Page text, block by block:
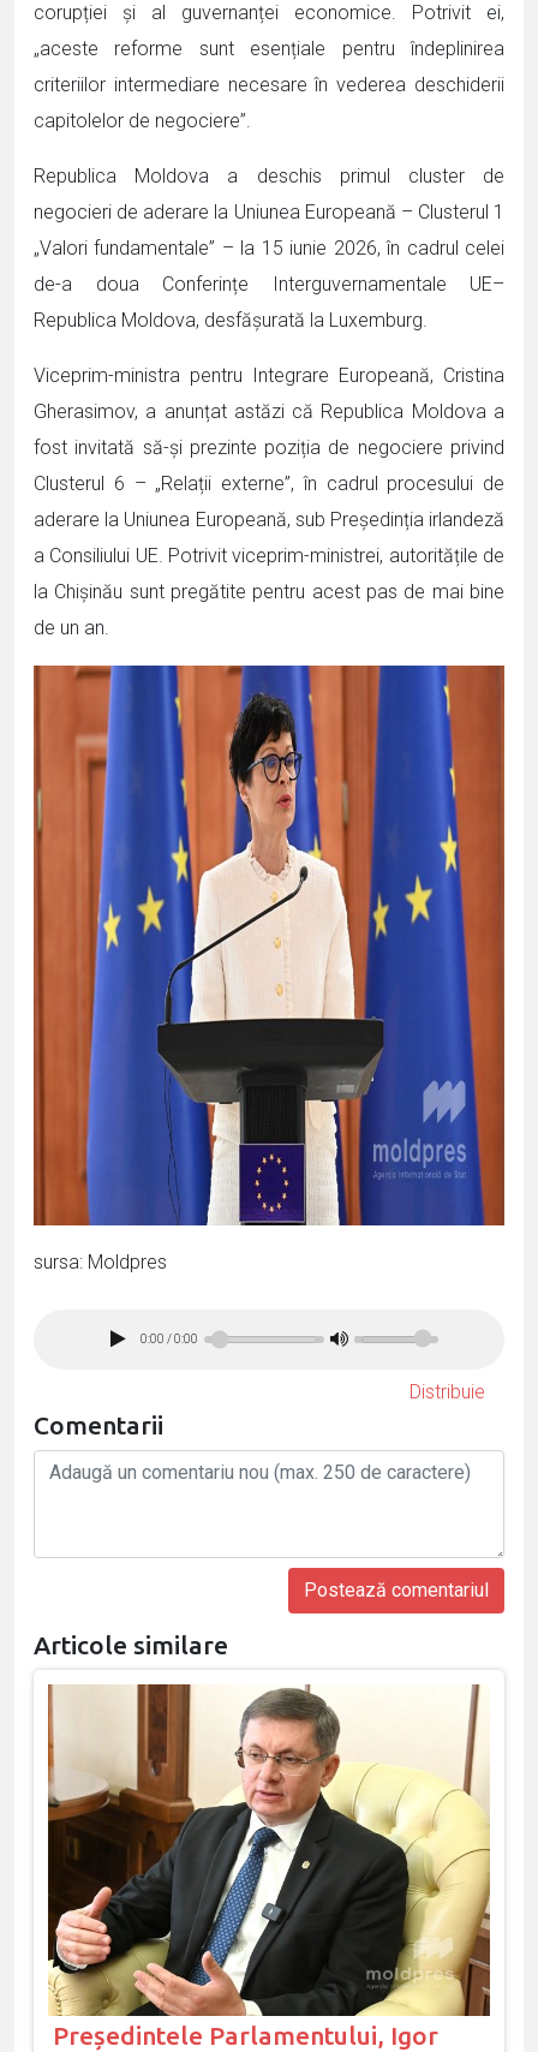
corupției și al guvernanței economice. Potrivit ei,
„aceste reforme sunt esențiale pentru îndeplinirea
criteriilor intermediare necesare în vederea deschiderii
capitolelor de negociere”.
Republica Moldova a deschis primul cluster de
negocieri de aderare la Uniunea Europeană – Clusterul 1
„Valori fundamentale” – la 15 iunie 2026, în cadrul celei
de-a doua Conferințe Interguvernamentale UE–
Republica Moldova, desfășurată la Luxemburg.
Viceprim-ministra pentru Integrare Europeană, Cristina
Gherasimov, a anunțat astăzi că Republica Moldova a
fost invitată să-și prezinte poziția de negociere privind
Clusterul 6 – „Relații externe”, în cadrul procesului de
aderare la Uniunea Europeană, sub Președinția irlandeză
a Consiliului UE. Potrivit viceprim-ministrei, autoritățile de
la Chișinău sunt pregătite pentru acest pas de mai bine
de un an.
sursa: Moldpres
0:00 /0:00
Distribuie
Comentarii
Articole similare
Președintele Parlamentului, Igor